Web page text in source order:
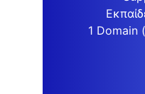
1 Domain